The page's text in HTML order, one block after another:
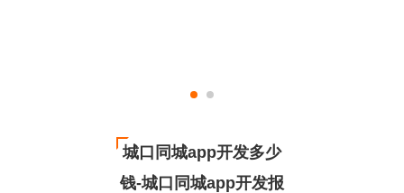
城口同城app开发多少
钱-城口同城app开发报